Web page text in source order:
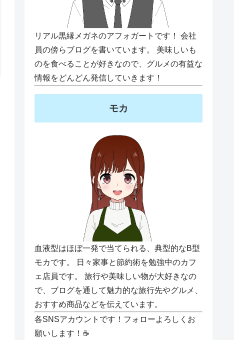
リアル黒縁メガネのアフォガートです！ 会社
員の傍らブログを書いています。 美味しいも
のを食べることが好きなので、グルメの有益な
情報をどんどん発信していきます！
モカ
血液型はほぼ一発で当てられる、典型的なB型
モカです。 日々家事と節約術を勉強中のカフ
ェ店員です。 旅行や美味しい物が大好きなの
で、ブログを通して魅力的な旅行先やグルメ、
おすすめ商品などを伝えています。
各SNSアカウントです！フォローよろしくお
願いします！☕